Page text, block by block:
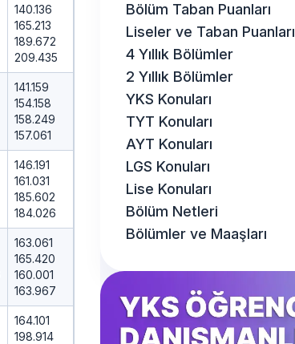
140.136
165.213
189.672
209.435
141.159
154.158
158.249
157.061
146.191
161.031
185.602
184.026
163.061
165.420
160.001
163.967
164.101
198.914
Bölüm Taban Puanları
Liseler ve Taban Puanları
4 Yıllık Bölümler
2 Yıllık Bölümler
YKS Konuları
TYT Konuları
AYT Konuları
LGS Konuları
Lise Konuları
Bölüm Netleri
Bölümler ve Maaşları